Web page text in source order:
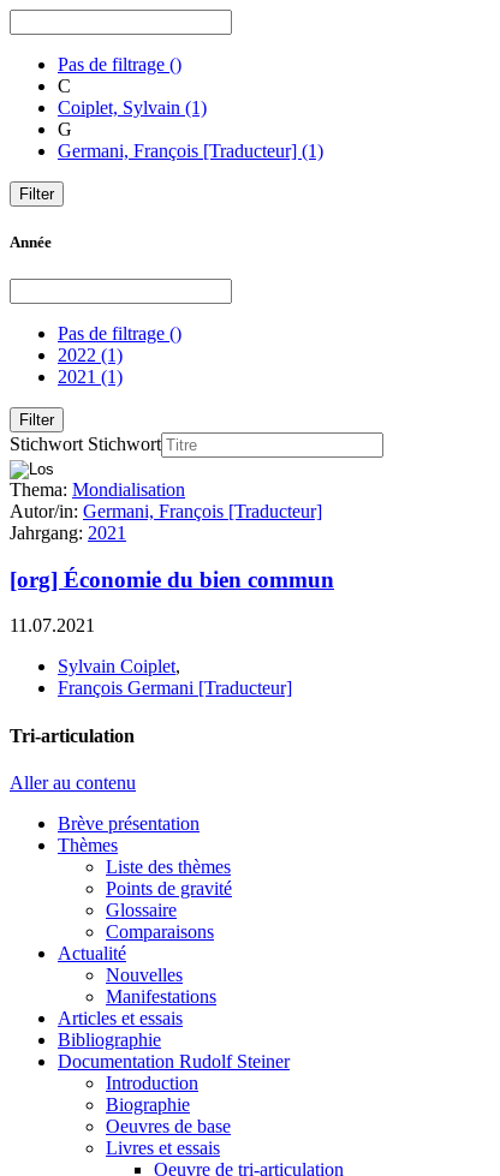
Pas de filtrage ()
C
Coiplet, Sylvain (1)
G
Germani, François [Traducteur] (1)
Année
Pas de filtrage ()
2022 (1)
2021 (1)
Stichwort Stichwort
Thema: Mondialisation
Autor/in: Germani, François [Traducteur]
Jahrgang: 2021
[org] Économie du bien commun
11.07.2021
Sylvain Coiplet,
François Germani [Traducteur]
Tri-articulation
Aller au contenu
Brève présentation
Thèmes
Liste des thèmes
Points de gravité
Glossaire
Comparaisons
Actualité
Nouvelles
Manifestations
Articles et essais
Bibliographie
Documentation Rudolf Steiner
Introduction
Biographie
Oeuvres de base
Livres et essais
Oeuvre de tri-articulation